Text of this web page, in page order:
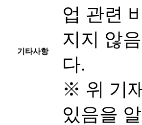
기타사항
업 관련
지지 않
다.
※ 위 기
있음을